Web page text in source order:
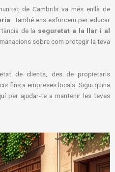
de Cambrils va més enllà de
. També ens esforcem per educar
de la seguretat a la llar i al
sobre com protegir la teva
de clients, des de propietaris
fins a empreses locals. Sigui quina
per ajudar-te a mantenir les teves